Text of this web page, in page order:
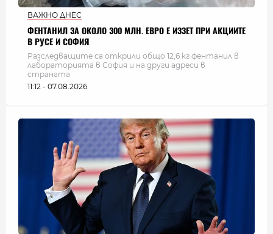
ВАЖНО ДНЕС
ФЕНТАНИЛ ЗА ОКОЛО 300 МЛН. ЕВРО Е ИЗЗЕТ ПРИ АКЦИИТЕ
В РУСЕ И СОФИЯ
Разследващите са открили общо 12,6 кг фентанил в
лабораторията в София и на други адреси в
страната
11:12 - 07.08.2026